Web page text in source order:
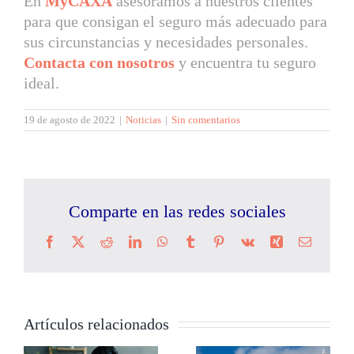
para que consigan el seguro más adecuado para
sus circunstancias y necesidades personales.
Contacta con nosotros y encuentra tu seguro
ideal.
19 de agosto de 2022 | Noticias | Sin comentarios
Comparte en las redes sociales
Facebook
X RedditLinkedInWhatsApp
TumblrPinterest
Vk Xing Correo
Artículos relacionados